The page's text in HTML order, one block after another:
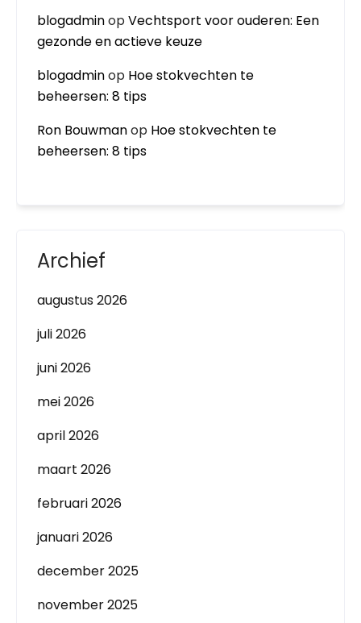
blogadminopVechtsport voor ouderen: Een
gezonde en actieve keuze
blogadminop Hoe stokvechten te
beheersen: 8 tips
Ron Bouwmanop Hoe stokvechten te
beheersen: 8 tips
Archief
augustus 2026
juli 2026
juni 2026
mei 2026
april 2026
maart 2026
februari 2026
januari 2026
december 2025
november 2025